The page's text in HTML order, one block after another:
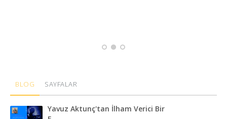
BLOG SAYFALAR
Yavuz Aktunç'tan İlham Verici Bir